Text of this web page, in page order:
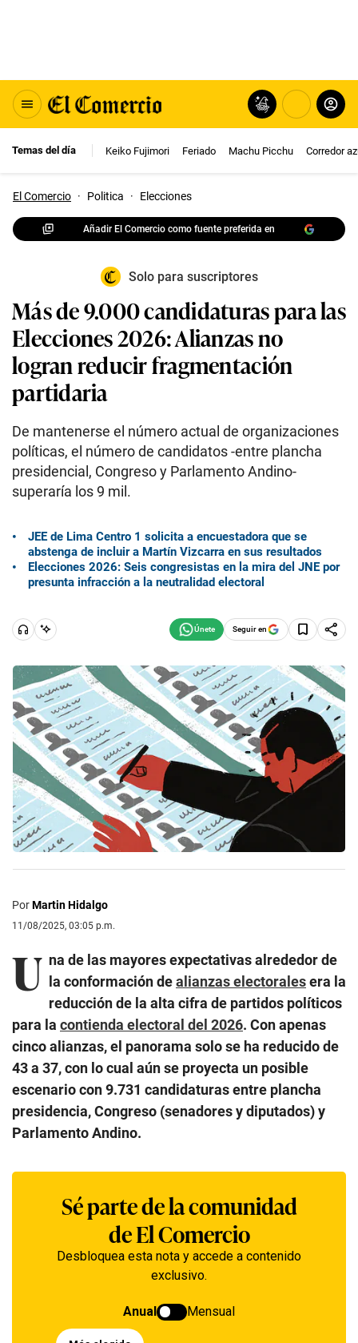
Temas del día Keiko Fujimori Feriado Machu Picchu Corredor
El Comercio · Politica · Elecciones
Añadir El Comercio como fuente preferida en
Solo para suscriptores
Más de 9.000 candidaturas para las
Elecciones 2026: Alianzas no
logran reducir fragmentación
partidaria
De mantenerse el número actual de organizaciones
políticas, el número de candidatos -entre plancha
presidencial, Congreso y Parlamento Andino-
superaría los 9 mil.
JEE de Lima Centro 1 solicita a encuestadora que se
abstenga de incluir a Martín Vizcarra en sus resultados
Elecciones 2026: Seis congresistas en la mira del JNE por
presunta infracción a la neutralidad electoral
Seguir en
PorMartin Hidalgo
11/08/2025, 03:05 p.m.
U na de las mayores expectativas alrededor de
la conformación dealianzas electoralesera la
reducción de la alta cifra de partidos políticos
para la contienda electoral del 2026. Con apenas
cinco alianzas, el panorama solo se ha reducido de
43 a 37, con lo cual aún se proyecta un posible
escenario con 9.731 candidaturas entre plancha
presidencia, Congreso (senadores y diputados) y
Parlamento Andino.